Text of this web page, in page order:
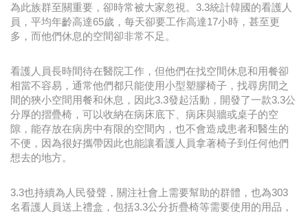
為此族群至關重要，卻時常被大家忽視。3.3統計韓國的看護人
員，平均年齡高達65歲，每天卻要工作高達17小時，甚至更
多，而他們休息的空間卻非常不足。
看護人員長時間待在醫院工作，但他們在找空間休息和用餐卻
相當不容易，通常他們都只能使用小型塑膠椅子，找尋房間之
間的狹小空間用餐和休息，因此3.3發起活動，開發了一款3.3公
分厚的摺疊椅，可以收納在病床底下、病床與牆或桌子的空
隙，能存放在病房中有限的空間內，也不會造成患者和醫生的
不便，因為很好攜帶因此也能讓看護人員拿著椅子到任何他們
想去的地方。
3.3也持續為人民發聲，關注社會上需要幫助的群體，也為303
名看護人員送上禮盒，包括3.3公分折疊椅等需要使用的用品，